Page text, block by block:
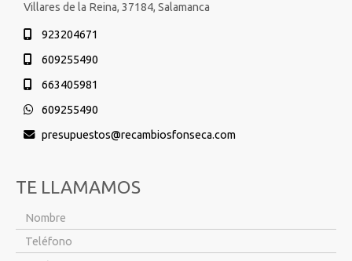
Villares de la Reina, 37184, Salamanca
923204671
609255490
663405981
609255490
presupuestos
recambiosfonseca.com
TE LLAMAMOS